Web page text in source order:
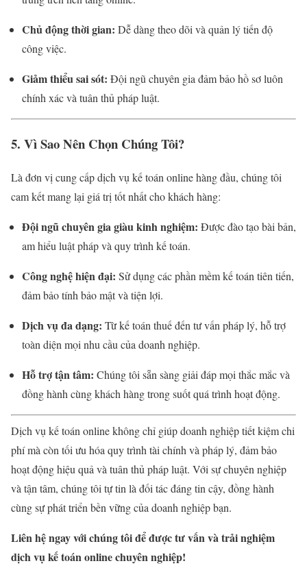
Chủ động thời gian: Dễ dàng theo dõi và quản lý tiến độ
công việc.
Giảm thiểu sai sót: Đội ngũ chuyên gia đảm bảo hồ sơ luôn
chính xác và tuân thủ pháp luật.
5. Vì Sao Nên Chọn Chúng Tôi?
Là đơn vị cung cấp dịch vụ kế toán online hàng đầu, chúng tôi
cam kết mang lại giá trị tốt nhất cho khách hàng:
Đội ngũ chuyên gia giàu kinh nghiệm: Được đào tạo bài bản,
am hiểu luật pháp và quy trình kế toán.
Công nghệ hiện đại: Sử dụng các phần mềm kế toán tiên tiến,
đảm bảo tính bảo mật và tiện lợi.
Dịch vụ đa dạng: Từ kế toán thuế đến tư vấn pháp lý, hỗ trợ
toàn diện mọi nhu cầu của doanh nghiệp.
Hỗ trợ tận tâm: Chúng tôi sẵn sàng giải đáp mọi thắc mắc và
đồng hành cùng khách hàng trong suốt quá trình hoạt động.
Dịch vụ kế toán online không chỉ giúp doanh nghiệp tiết kiệm chi
phí mà còn tối ưu hóa quy trình tài chính và pháp lý, đảm bảo
hoạt động hiệu quả và tuân thủ pháp luật. Với sự chuyên nghiệp
và tận tâm, chúng tôi tự tin là đối tác đáng tin cậy, đồng hành
cùng sự phát triển bền vững của doanh nghiệp bạn.
Liên hệ ngay với chúng tôi để được tư vấn và trải nghiệm
dịch vụ kế toán online chuyên nghiệp!